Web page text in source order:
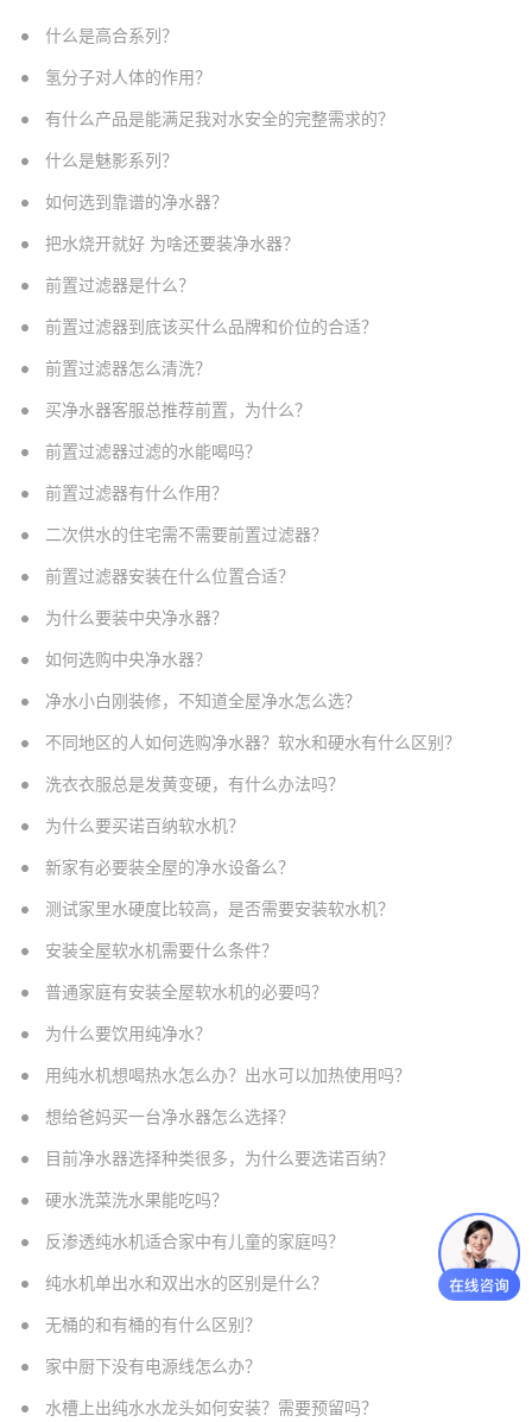
什么是高合系列？
氢分子对人体的作用？
有什么产品是能满足我对水安全的完整需求的？
什么是魅影系列？
如何选到靠谱的净水器？
把水烧开就好 为啥还要装净水器？
前置过滤器是什么？
前置过滤器到底该买什么品牌和价位的合适？
前置过滤器怎么清洗？
买净水器客服总推荐前置，为什么？
前置过滤器过滤的水能喝吗？
前置过滤器有什么作用？
二次供水的住宅需不需要前置过滤器？
前置过滤器安装在什么位置合适？
为什么要装中央净水器？
如何选购中央净水器？
净水小白刚装修，不知道全屋净水怎么选？
不同地区的人如何选购净水器？软水和硬水有什么区别？
洗衣衣服总是发黄变硬，有什么办法吗？
为什么要买诺百纳软水机？
新家有必要装全屋的净水设备么？
测试家里水硬度比较高，是否需要安装软水机？
安装全屋软水机需要什么条件？
普通家庭有安装全屋软水机的必要吗？
为什么要饮用纯净水？
用纯水机想喝热水怎么办？出水可以加热使用吗？
想给爸妈买一台净水器怎么选择？
目前净水器选择种类很多，为什么要选诺百纳？
硬水洗菜洗水果能吃吗？
反渗透纯水机适合家中有儿童的家庭吗？
纯水机单出水和双出水的区别是什么？
无桶的和有桶的有什么区别？
家中厨下没有电源线怎么办？
水槽上出纯水水龙头如何安装？需要预留吗？